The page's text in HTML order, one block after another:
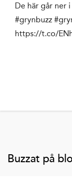
De här går ner
#grynbuzz
https://t.co/
Buzzat på